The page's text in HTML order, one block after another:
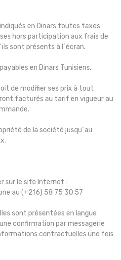
en Dinars toutes taxes
hors participation aux frais de
sont présents à l´écran.
en Dinars Tunisiens.
de modifier ses prix à tout
facturés au tarif en vigueur au
de la société jusqu´au
sur le site Internet :
au (+216) 58 75 30 57
sont présentées en langue
confirmation par messagerie
contractuelles une fois